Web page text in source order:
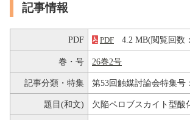
記事情報
PDF PDF 4.2 MB(閲覧回数
巻・号 26巻2号
記事分類・特集 第53回触媒討論会特集号
題目(和文) 欠陥ペロブスカイト型酸